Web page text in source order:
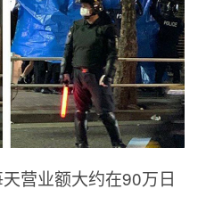
营业额大约在90万日